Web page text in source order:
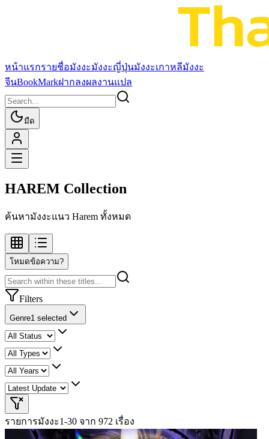
หน้าแรกรายชื่อมังงะมังงะญี่ปุ่นมังงะเกาหลีมังงะ
จีนBookMarkฝากลงผลงานแปล
มืด
HAREM Collection
ค้นหามังงะแนว Harem ทั้งหมด
โหมดข้อความ?
Filters
Genre1 selected
รายการมังงะ1-30 จาก 972 เรื่อง